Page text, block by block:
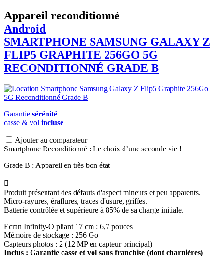
Appareil reconditionné
Android
SMARTPHONE SAMSUNG GALAXY Z
FLIP5 GRAPHITE 256GO 5G
RECONDITIONNÉ GRADE B
Garantie sérénité
casse & vol incluse
Ajouter au comparateur
Smartphone Reconditionné : Le choix d’une seconde vie !
Grade B : Appareil en très bon état

Produit présentant des défauts d'aspect mineurs et peu apparents.
Micro-rayures, éraflures, traces d'usure, griffes.
Batterie contrôlée et supérieure à 85% de sa charge initiale.
Ecran Infinity-O pliant 17 cm : 6,7 pouces
Mémoire de stockage : 256 Go
Capteurs photos : 2 (12 MP en capteur principal)
Inclus : Garantie casse et vol sans franchise (dont charnières)